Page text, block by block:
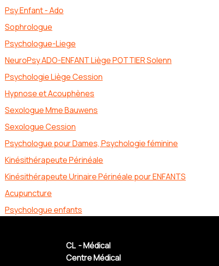
Psy Enfant - Ado
Sophrologue
Psychologue-Liege
NeuroPsy ADO-ENFANT Liège POTTIER Solenn
Psychologie Liège Cession
Hypnose et Acouphènes
Sexologue Mme Bauwens
Sexologue Cession
Psychologue pour Dames, Psychologie féminine
Kinésithérapeute Périnéale
Kinésithérapeute Urinaire Périnéale pour ENFANTS
Acupuncture
Psychologue enfants
CL - Médical
Centre Médical